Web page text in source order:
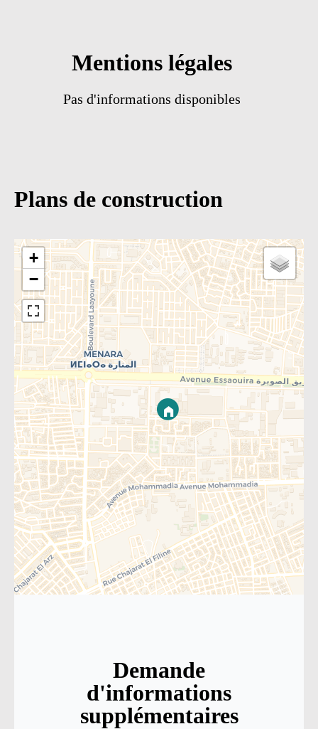
Mentions légales
Pas d'informations disponibles
Plans de construction
+
−
Demande
d'informations
supplémentaires